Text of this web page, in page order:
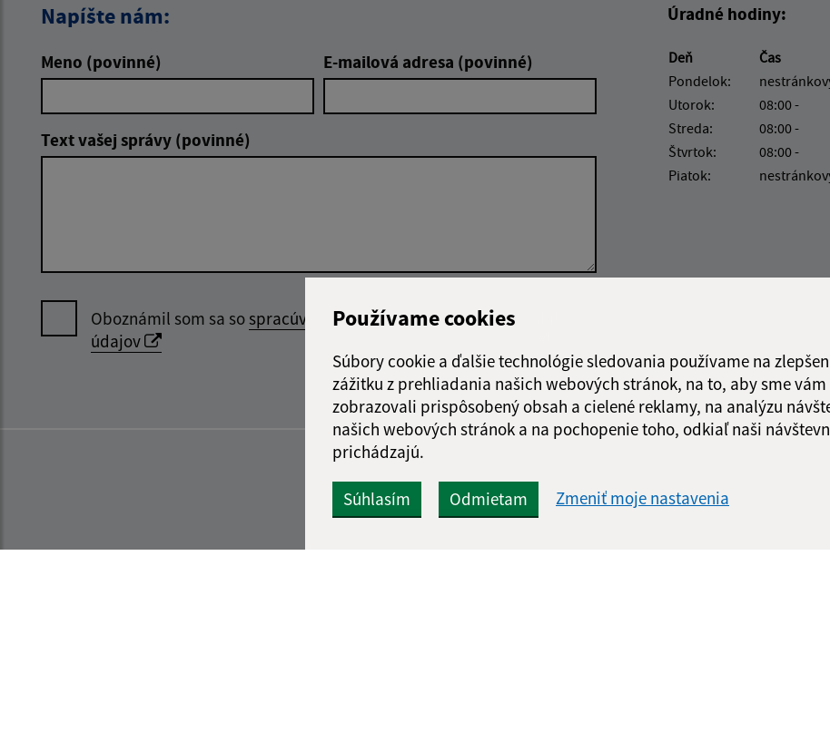
Používame cookies
Súbory cookie a ďalšie technológie sledovania používame na
zážitku z prehliadania našich webových stránok, na to, aby sme vám
zobrazovali prispôsobený obsah a cielené reklamy, na analýzu
našich webových stránok a na pochopenie toho, odkiaľ naši
prichádzajú.
Súhlasím Odmietam Zmeniť moje nastavenia
Napíšte nám:
Meno (povinné) E-mailová adresa (povinné)
Text vašej správy (povinné)
Oboznámil som sa sospracúvaním osobných
údajov
Google reCaptcha Response
Odoslať
Úradné hodiny:
Deň
Čas
Pondelok:
Utorok:
08:00 -
Streda:
08:00 -
Štvrtok:
08:00 -
Piatok: